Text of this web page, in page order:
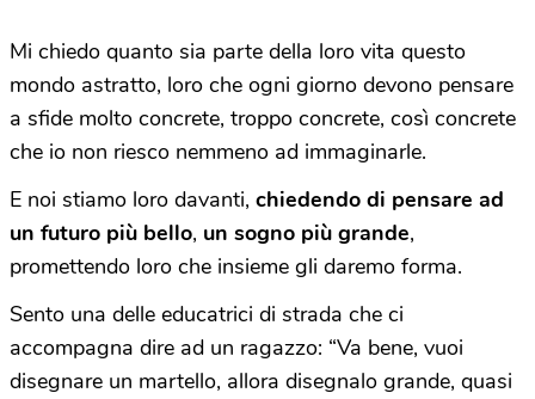
Mi chiedo quanto sia parte della loro vita questo
mondo astratto, loro che ogni giorno devono pensare
a sfide molto concrete, troppo concrete, così concrete
che io non riesco nemmeno ad immaginarle.
E noi stiamo loro davanti, chiedendo di pensare ad
un futuro più bello, un sogno più grande,
promettendo loro che insieme gli daremo forma.
Sento una delle educatrici di strada che ci
accompagna dire ad un ragazzo: “Va bene, vuoi
disegnare un martello, allora disegnalo grande, quasi